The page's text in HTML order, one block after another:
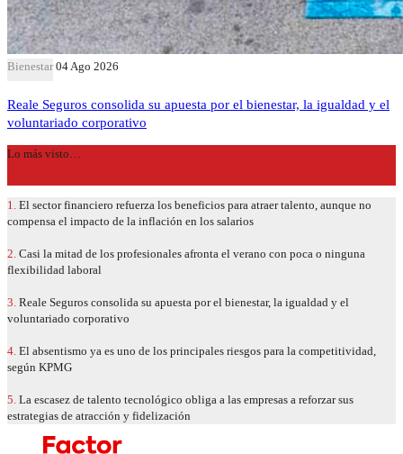
Bienestar 04 Ago 2026
Reale Seguros consolida su apuesta por el bienestar, la igualdad y el
voluntariado corporativo
Lo más visto…
1. El sector financiero refuerza los beneficios para atraer talento, aunque no
compensa el impacto de la inflación en los salarios
2. Casi la mitad de los profesionales afronta el verano con poca o ninguna
flexibilidad laboral
3. Reale Seguros consolida su apuesta por el bienestar, la igualdad y el
voluntariado corporativo
4. El absentismo ya es uno de los principales riesgos para la competitividad,
según KPMG
5. La escasez de talento tecnológico obliga a las empresas a reforzar sus
estrategias de atracción y fidelización